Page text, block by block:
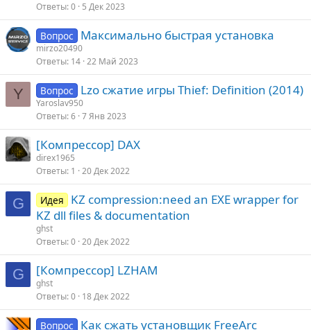
Ответы 0 5 Дек 2023
Вопрос Максимально быстрая установка
mirzo20490
Ответы 14 22 Май 2023
Y Вопрос Lzo сжатие игры Thief: Definition (2014)
Yaroslav950
Ответы 6 7 Янв 2023
[Компрессор] DAX
direx1965
Ответы 1 20 Дек 2022
G Идея
KZ compression:need an EXE wrapper for
KZ dll files & documentation
ghst
Ответы 0 20 Дек 2022
G [Компрессор] LZHAM
ghst
Ответы 0 18 Дек 2022
Вопрос Как сжать установщик FreeArc